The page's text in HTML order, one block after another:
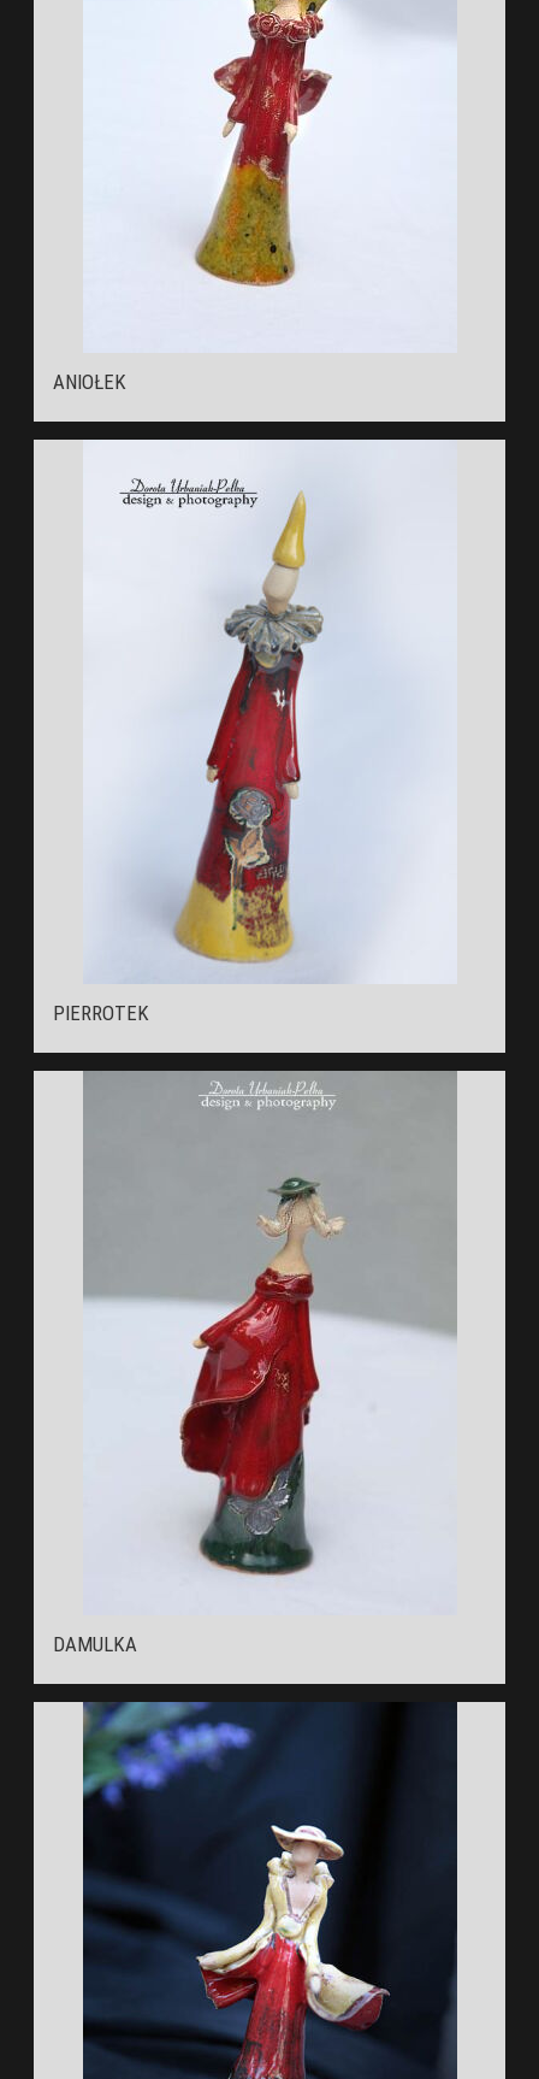
ANIOŁEK
PIERROTEK
DAMULKA